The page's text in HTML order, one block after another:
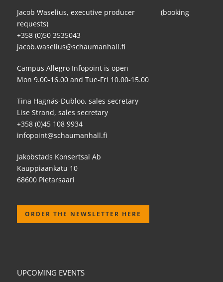
Jacob Waselius, executive producer (booking
requests)
+358 (0)50 3535043
jacob.waselius@schaumanhall.fi
Campus Allegro Infopoint is open
Mon 9.00-16.00 and Tue-Fri 10.00-15.00
Tina Hagnäs-Dubloo, sales secretary
Lise Strand, sales secretary
+358 (0)45 108 9934
infopoint@schaumanhall.fi
Jakobstads Konsertsal Ab
Kauppiaankatu 10
68600 Pietarsaari
ORDER THE NEWSLETTER HERE
UPCOMING EVENTS